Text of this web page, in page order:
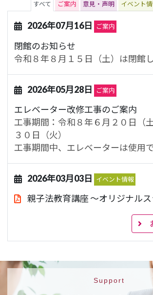
すべて ご案内 意見・声明 イベント
2026年07月16日 ご案内
閉館のお知らせ
令和８年８月１５日（土）は閉館し
2026年05月28日 ご案内
エレベーター改修工事のご案内
工事期間：令和８年６月２０日（
３０日（火）
工事期間中、エレベーターは使用
2026年03月03日 イベント情報
親子法教育講座 ～オリジナル
【日 時】令和８年３月２２日（
鉄烏丸線 丸太町駅５番出口）
【対 象】小学校４年生、５年生
その保護者（２５組）
Support